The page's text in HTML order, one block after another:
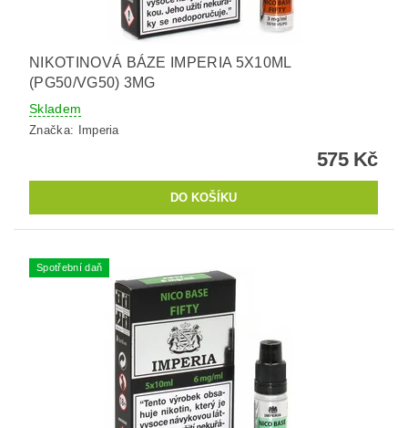
NIKOTINOVÁ BÁZE IMPERIA 5X10ML
(PG50/VG50) 3MG
Skladem
Značka: Imperia
575 Kč
Spotřební daň